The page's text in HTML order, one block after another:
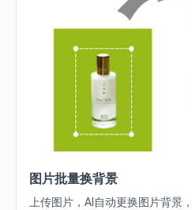
图片批量换背景
上传图片，AI自动更换图片背景